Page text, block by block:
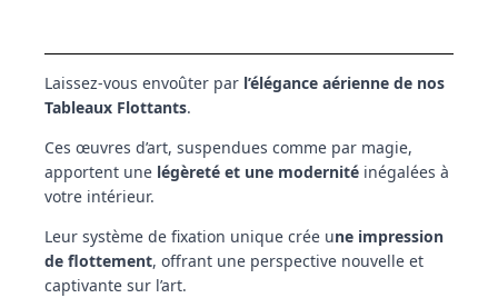
Laissez-vous envoûter par l’élégance aérienne de nos
Tableaux Flottants.
Ces œuvres d’art, suspendues comme par magie,
apportent une légèreté et une modernité inégalées à
votre intérieur.
Leur système de fixation unique crée une impression
de flottement, offrant une perspective nouvelle et
captivante sur l’art.